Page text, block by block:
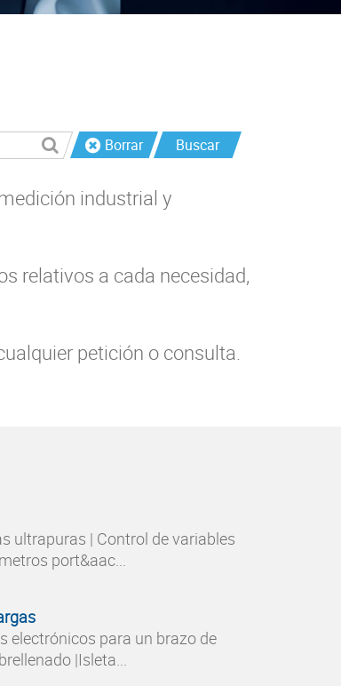
Borrar Buscar
industrial y
relativos a cada necesidad,
petición o consulta.
ultrapuras | Control de variables
port&aac...
electrónicos para un brazo de
|Isleta...